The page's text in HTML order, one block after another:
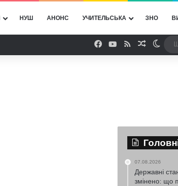
НУШ АНОНС УЧИТЕЛЬСЬКА ЗНО
Facebook
YouTube
RSS
07.08.2026
Державні
змінено: що